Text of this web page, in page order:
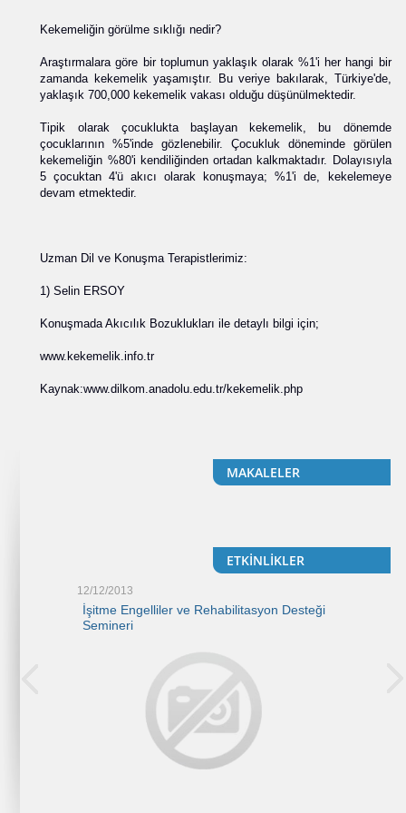
Kekemeliğin görülme sıklığı nedir?
Araştırmalara göre bir toplumun yaklaşık olarak %1'i her hangi bir
zamanda kekemelik yaşamıştır. Bu veriye bakılarak, Türkiye'de,
yaklaşık 700,000 kekemelik vakası olduğu düşünülmektedir.
Tipik olarak çocuklukta başlayan kekemelik, bu dönemde
çocuklarının %5'inde gözlenebilir. Çocukluk döneminde görülen
kekemeliğin %80'i kendiliğinden ortadan kalkmaktadır. Dolayısıyla
5 çocuktan 4'ü akıcı olarak konuşmaya; %1'i de, kekelemeye
devam etmektedir.
Uzman Dil ve Konuşma Terapistlerimiz:
1) Selin ERSOY
Konuşmada Akıcılık Bozuklukları ile detaylı bilgi için;
www.kekemelik.info.tr
Kaynak:www.dilkom.anadolu.edu.tr/kekemelik.php
MAKALELER
ETKİNLİKLER
12/12/2013
İşitme Engelliler ve Rehabilitasyon Desteği
Semineri